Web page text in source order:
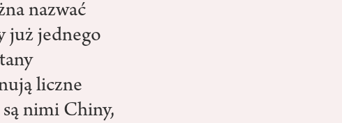
nazwać
już jednego
liczne
nimi Chiny,